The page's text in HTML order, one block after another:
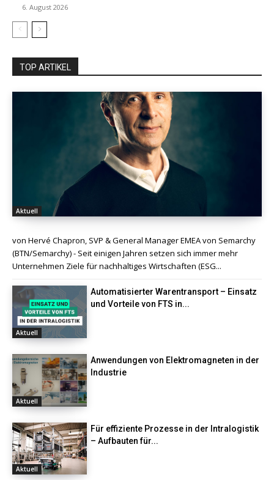
6. August 2026
TOP ARTIKEL
Aktuell
von Hervé Chapron, SVP & General Manager EMEA von Semarchy
(BTN/Semarchy) - Seit einigen Jahren setzen sich immer mehr
Unternehmen Ziele für nachhaltiges Wirtschaften (ESG...
Aktuell
Automatisierter Warentransport – Einsatz
und Vorteile von FTS in...
Aktuell
Anwendungen von Elektromagneten in der
Industrie
Aktuell
Für effiziente Prozesse in der Intralogistik
– Aufbauten für...